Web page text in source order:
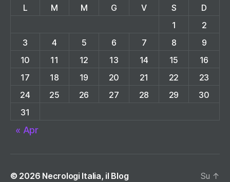
L
M M G V S
D
1
2
3
4 5 6 7 8
9
10
11 12 13 14 15
16
17
18 19 20 21 22
23
24
25 26 27 28 29
30
31
« Apr
© 2026 Necrologi Italia, il Blog Su ↑